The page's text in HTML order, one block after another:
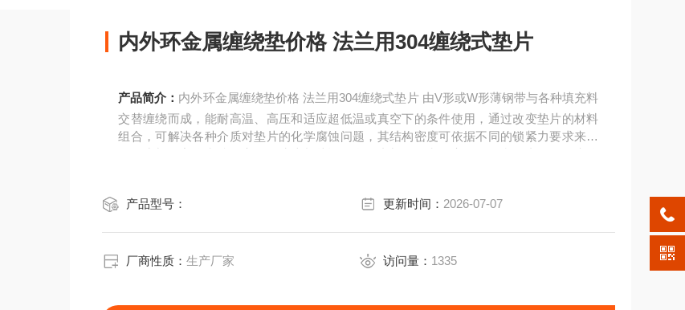
内外环金属缠绕垫价格 法兰用304缠绕式垫片
产品简介： 内外环金属缠绕垫价格 法兰用304缠绕式垫片 由V形或W形薄钢带与各种填充料
交替缠绕而成，能耐高温、高压和适应超低温或真空下的条件使用，通过改变垫片的材料
组合，可解决各种介质对垫片的化学腐蚀问题，其结构密度可依据不同的锁紧力要求来制
产品型号： 更新时间： 2026-07-07
厂商性质：生产厂家 访问量： 1335